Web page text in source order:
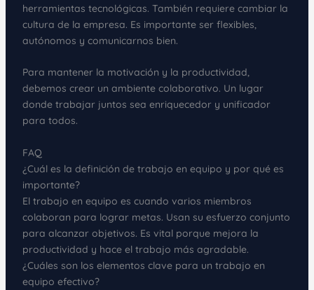
herramientas tecnológicas. También requiere cambiar la
cultura de la empresa. Es importante ser flexibles,
autónomos y comunicarnos bien.
Para mantener la motivación y la productividad,
debemos crear un ambiente colaborativo. Un lugar
donde trabajar juntos sea enriquecedor y unificador
para todos.
FAQ
¿Cuál es la definición de trabajo en equipo y por qué es
importante?
El trabajo en equipo es cuando varios miembros
colaboran para lograr metas. Usan su esfuerzo conjunto
para alcanzar objetivos. Es vital porque mejora la
productividad y hace el trabajo más agradable.
¿Cuáles son los elementos clave para un trabajo en
equipo efectivo?